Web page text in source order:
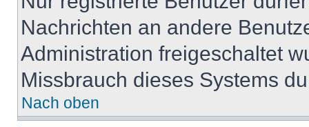
Nachrichten an andere
Administration freigeschaltet
Missbrauch dieses Systems
Nach oben